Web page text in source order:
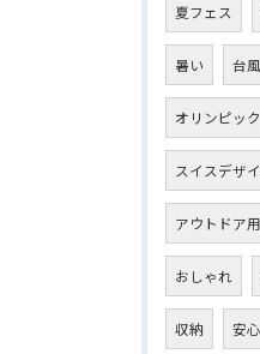
夏フェス
暑い 台
オリンピック
スイスデザ
アウトドア
おしゃれ
収納 安心